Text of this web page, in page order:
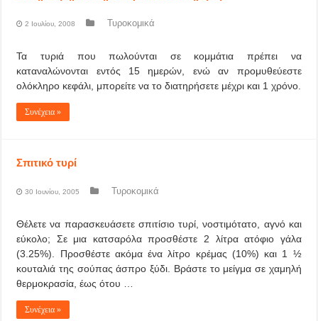
2 Ιουλίου, 2008 Τυροκομικά
Τα τυριά που πωλούνται σε κομμάτια πρέπει να
καταναλώνονται εντός 15 ημερών, ενώ αν προμυθεύεστε
ολόκληρο κεφάλι, μπορείτε να το διατηρήσετε μέχρι και 1 χρόνο.
Συνέχεια »
Σπιτικό τυρί
30 Ιουνίου, 2005 Τυροκομικά
Θέλετε να παρασκευάσετε σπιτίσιο τυρί, νοστιμότατο, αγνό και
εύκολο; Σε μια κατσαρόλα προσθέστε 2 λίτρα ατόφιο γάλα
(3.25%). Προσθέστε ακόμα ένα λίτρο κρέμας (10%) και 1 ½
κουταλιά της σούπας άσπρο ξύδι. Βράστε το μείγμα σε χαμηλή
θερμοκρασία, έως ότου …
Συνέχεια »